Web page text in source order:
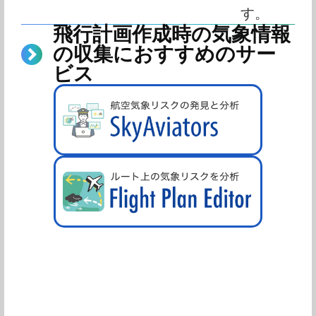
す。
飛行計画作成時の気象情報
の収集におすすめのサー
ビス